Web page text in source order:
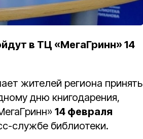
в ТЦ «МегаГринн» 14
жителей региона принять
дню книгодарения,
14 февраля
службе библиотеки.